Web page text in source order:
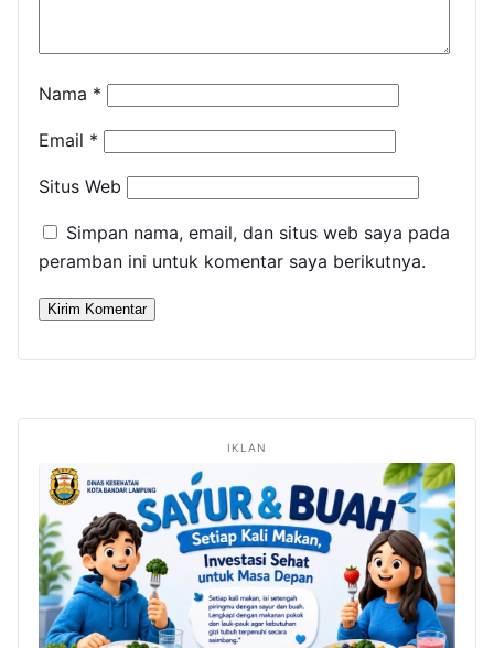
Nama *
Email *
Situs Web
Simpan nama, email, dan situs web saya pada
peramban ini untuk komentar saya berikutnya.
IKLAN